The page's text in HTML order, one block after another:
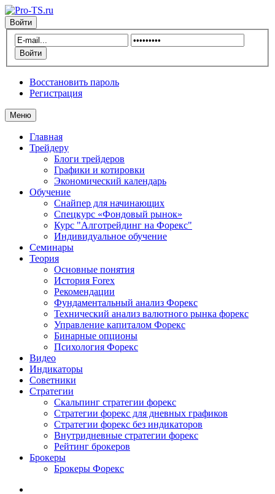
Войти
Восстановить пароль
Регистрация
Меню
Главная
Трейдеру
Блоги трейдеров
Графики и котировки
Экономический календарь
Обучение
Снайпер для начинающих
Спецкурс «Фондовый рынок»
Курс "Алготрейдинг на Форекс"
Индивидуальное обучение
Семинары
Теория
Основные понятия
История Forex
Рекомендации
Фундаментальный анализ Форекс
Технический анализ валютного рынка форекс
Управление капиталом Форекс
Бинарные опционы
Психология Форекс
Видео
Индикаторы
Советники
Стратегии
Скальпинг стратегии форекс
Стратегии форекс для дневных графиков
Стратегии форекс без индикаторов
Внутридневные стратегии форекс
Рейтинг брокеров
Брокеры
Брокеры Форекс